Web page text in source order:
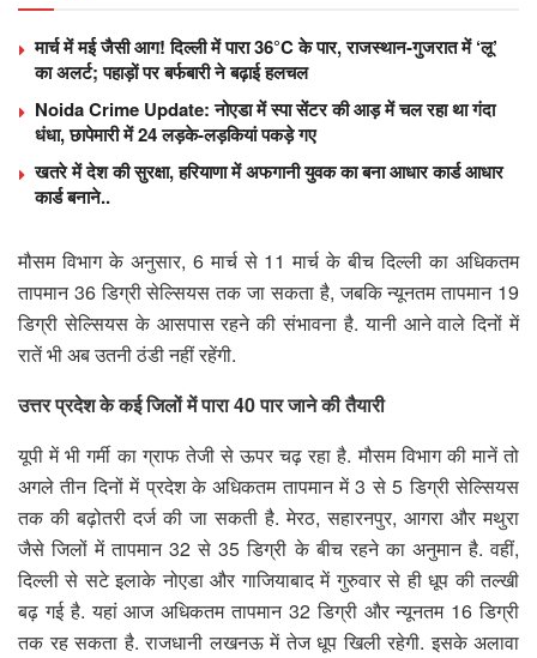
मार्च में मई जैसी आग! दिल्ली में पारा 36°C के पार, राजस्थान-गुजरात में ‘लू’
का अलर्ट; पहाड़ों पर बर्फबारी ने बढ़ाई हलचल
Noida Crime Update: नोएडा में स्पा सेंटर की आड़ में चल रहा था गंदा
धंधा, छापेमारी में 24 लड़के-लड़कियां पकड़े गए
खतरे में देश की सुरक्षा, हरियाणा में अफगानी युवक का बना आधार कार्ड आधार
कार्ड बनाने..
मौसम विभाग के अनुसार, 6 मार्च से 11 मार्च के बीच दिल्ली का अधिकतम
तापमान 36 डिग्री सेल्सियस तक जा सकता है, जबकि न्यूनतम तापमान 19
डिग्री सेल्सियस के आसपास रहने की संभावना है. यानी आने वाले दिनों में
रातें भी अब उतनी ठंडी नहीं रहेंगी.
उत्तर प्रदेश के कई जिलों में पारा 40 पार जाने की तैयारी
यूपी में भी गर्मी का ग्राफ तेजी से ऊपर चढ़ रहा है. मौसम विभाग की मानें तो
अगले तीन दिनों में प्रदेश के अधिकतम तापमान में 3 से 5 डिग्री सेल्सियस
तक की बढ़ोतरी दर्ज की जा सकती है. मेरठ, सहारनपुर, आगरा और मथुरा
जैसे जिलों में तापमान 32 से 35 डिग्री के बीच रहने का अनुमान है. वहीं,
दिल्ली से सटे इलाके नोएडा और गाजियाबाद में गुरुवार से ही धूप की तल्खी
बढ़ गई है. यहां आज अधिकतम तापमान 32 डिग्री और न्यूनतम 16 डिग्री
तक रह सकता है. राजधानी लखनऊ में तेज धूप खिली रहेगी. इसके अलावा